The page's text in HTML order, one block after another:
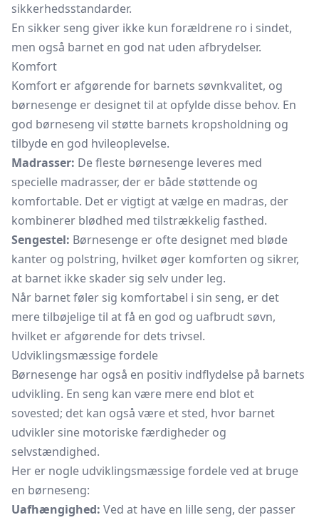
sikkerhedsstandarder.
En sikker seng giver ikke kun forældrene ro i sindet,
men også barnet en god nat uden afbrydelser.
Komfort
Komfort er afgørende for barnets søvnkvalitet, og
børnesenge er designet til at opfylde disse behov. En
god børneseng vil støtte barnets kropsholdning og
tilbyde en god hvileoplevelse.
Madrasser: De fleste børnesenge leveres med
specielle madrasser, der er både støttende og
komfortable. Det er vigtigt at vælge en madras, der
kombinerer blødhed med tilstrækkelig fasthed.
Sengestel: Børnesenge er ofte designet med bløde
kanter og polstring, hvilket øger komforten og sikrer,
at barnet ikke skader sig selv under leg.
Når barnet føler sig komfortabel i sin seng, er det
mere tilbøjelige til at få en god og uafbrudt søvn,
hvilket er afgørende for dets trivsel.
Udviklingsmæssige fordele
Børnesenge har også en positiv indflydelse på barnets
udvikling. En seng kan være mere end blot et
sovested; det kan også være et sted, hvor barnet
udvikler sine motoriske færdigheder og
selvstændighed.
Her er nogle udviklingsmæssige fordele ved at bruge
en børneseng:
Uafhængighed: Ved at have en lille seng, der passer